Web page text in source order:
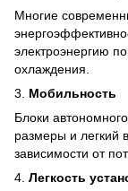
Многие
электроэнергию
охлаждения.
3. Мобильность
Блоки
размеры и легкий
зависимости от
4. Легкость